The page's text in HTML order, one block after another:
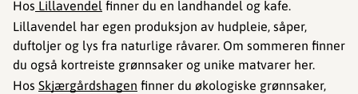
Hos Lillavendel finner du en landhandel og kafe.
Lillavendel har egen produksjon av hudpleie, såper,
duftoljer og lys fra naturlige råvarer. Om sommeren finner
du også kortreiste grønnsaker og unike matvarer her.
Hos Skjærgårdshagen finner du økologiske grønnsaker,